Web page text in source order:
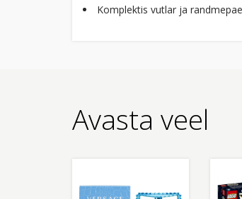
Komplektis vutlar ja
Avasta veel